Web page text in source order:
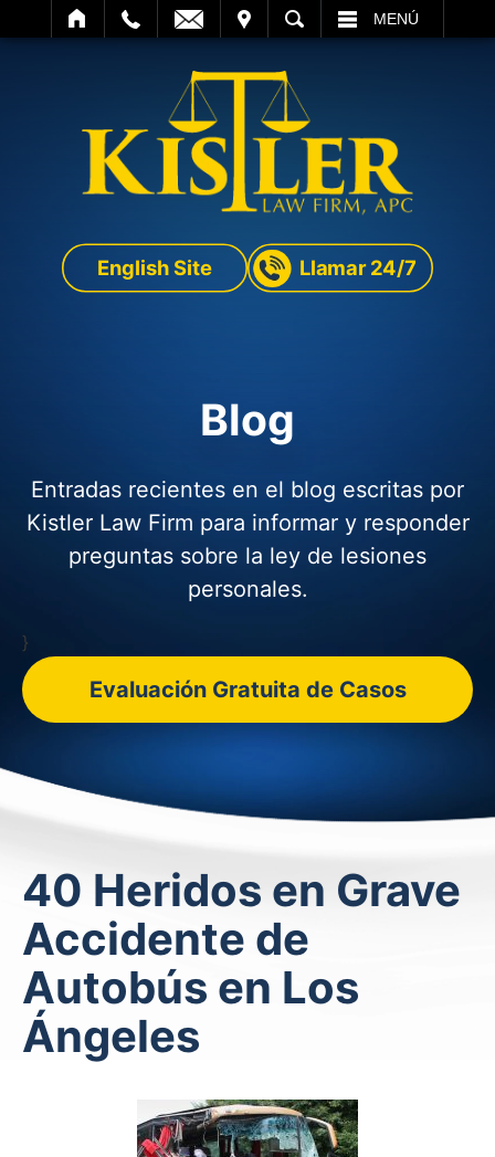
BUSCAR MENÚ
English Site Llamar 24/7
Blog
Entradas recientes en el blog escritas por
Kistler Law Firm para informar yresponder
preguntas sobre la ley de lesiones
personales.
}
Evaluación Gratuita de Casos
40 Heridos en Grave
Accidente de
Autobús en Los
Ángeles